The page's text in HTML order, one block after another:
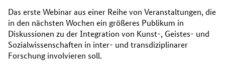
Das erste Webinar aus einer Reihe von Veranstaltungen, die
in den nächsten Wochen ein größeres Publikum in
Diskussionen zu der Integration von Kunst-, Geistes- und
Sozialwissenschaften in inter- und transdiziplinarer
Forschung involvieren soll.